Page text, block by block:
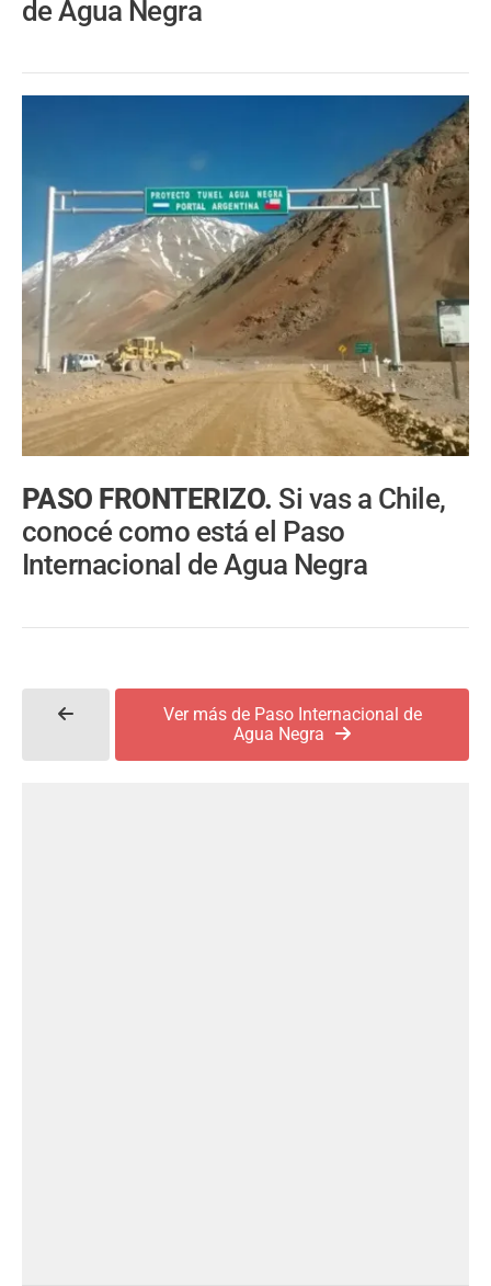
de Agua Negra
PASO FRONTERIZO. Si vas a Chile,
conocé como está el Paso
Internacional de Agua Negra
Ver más de Paso Internacional de
Agua Negra